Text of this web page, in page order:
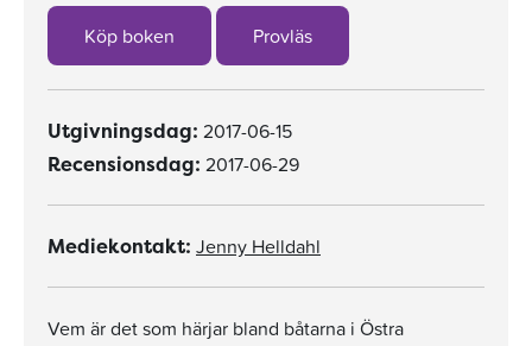
Köp boken Provläs
Utgivningsdag: 2017-06-15
Recensionsdag: 2017-06-29
Mediekontakt: Jenny Helldahl
Vem är det som härjar bland båtarna i Östra